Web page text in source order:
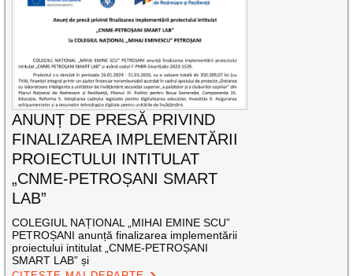
ANUNȚ DE PRESĂ PRIVIND
FINALIZAREA IMPLEMENTĂRII
PROIECTULUI INTITULAT
„CNME-PETROȘANI SMART
LAB”
COLEGIUL NAȚIONAL „MIHAI EMINE SCU”
PETROȘANI anunță finalizarea implementării
proiectului intitulat „CNME-PETROȘANI
SMART LAB” și